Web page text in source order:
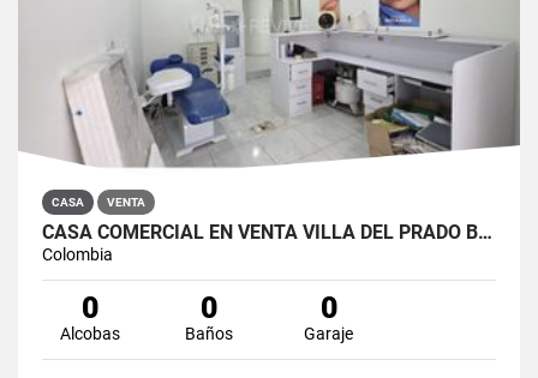
CASA VENTA
CASA COMERCIAL EN VENTA VILLA DEL PRADO BOGOTÁ NORTE
Colombia
0
Alcobas
0
Baños
0
Garaje